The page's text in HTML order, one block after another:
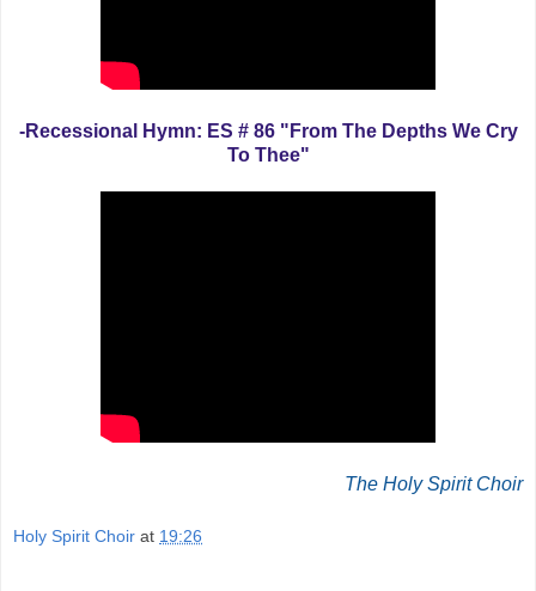
-Recessional Hymn: ES # 86 "From The Depths We Cry
To Thee"
The Holy Spirit Choir
Holy Spirit Choir at 19:26